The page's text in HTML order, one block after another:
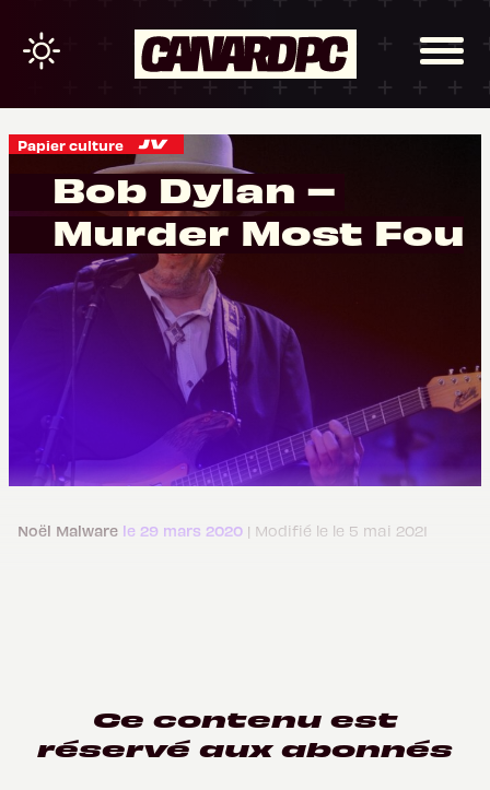
Papier culture
Bob Dylan –
Murder Most Foul
Noël Malware le 29 mars 2020 | Modifié le le 5 mai 2021
Ce contenu est
réservé aux abonnés